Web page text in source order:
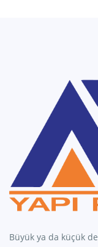
Büyük ya da küçük